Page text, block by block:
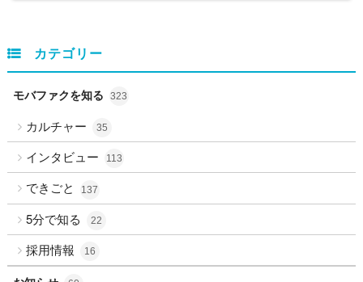
カテゴリー
モバファクを知る 323
カルチャー 35
インタビュー 113
できごと 137
5分で知る 22
採用情報 16